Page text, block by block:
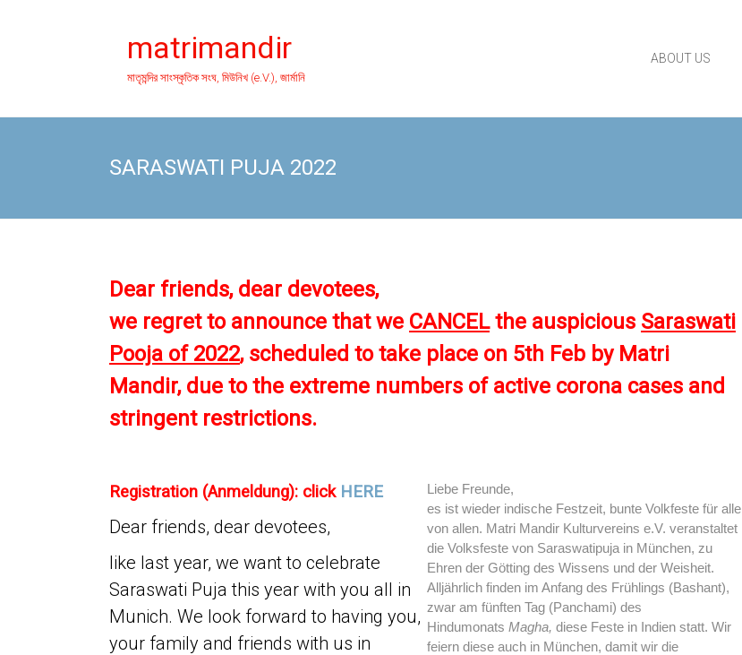
matrimandir
মাতৃমন্দির সাংস্কৃতিক সংঘ, মিউনিখ (e.V.), জার্মানি
ABOUT US
SARASWATI PUJA 2022
Dear friends, dear devotees,
we regret to announce that we CANCEL the auspicious Saraswati
Pooja of 2022, scheduled to take place on 5th Feb by Matri
Mandir, due to the extreme numbers of active corona cases and
stringent restrictions.
Registration (Anmeldung): click HERE
Dear friends, dear devotees,
like last year, we want to celebrate
Saraswati Puja this year with you all in
Munich. We look forward to having you,
your family and friends with us in
Liebe Freunde,
es ist wieder indische Festzeit, bunte Volkfeste für alle
von allen. Matri Mandir Kulturvereins e.V. veranstaltet
die Volksfeste von Saraswatipuja in München, zu
Ehren der Götting des Wissens und der Weisheit.
Alljährlich finden im Anfang des Frühlings (Bashant),
zwar am fünften Tag (Panchami) des
Hindumonats Magha, diese Feste in Indien statt. Wir
feiern diese auch in München, damit wir die